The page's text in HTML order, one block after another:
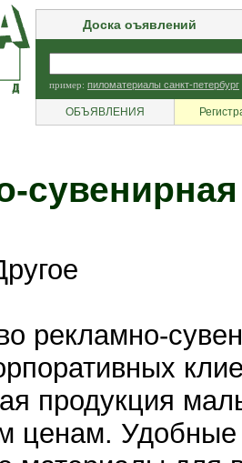
Доска оъявлений
пример: пиломатериалы санкт-петербург
ОБЪЯВЛЕНИЯ
рекламно-
продукция
ценам. Удобные